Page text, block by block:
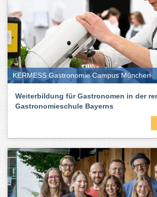
KERMESS Gastronomie Campus München
Weiterbildung für Gastronomen in der
Gastronomieschule Bayerns